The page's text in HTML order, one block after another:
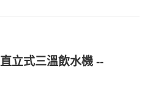
直立式三溫飲水機 --